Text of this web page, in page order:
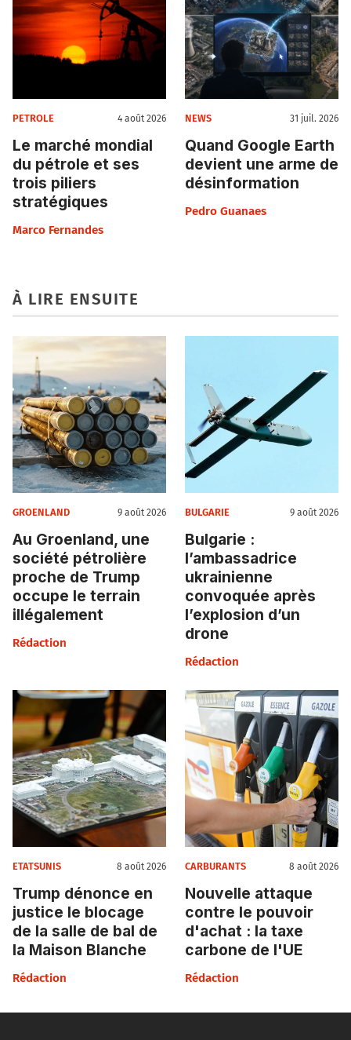
PETROLE 4 août 2026
Le marché mondial
du pétrole et ses
trois piliers
stratégiques
Marco Fernandes
NEWS 31 juil. 2026
Quand Google Earth
devient une arme de
désinformation
Pedro Guanaes
À LIRE ENSUITE
GROENLAND 9 août 2026
Au Groenland, une
société pétrolière
proche de Trump
occupe le terrain
illégalement
Rédaction
BULGARIE 9 août 2026
Bulgarie :
l’ambassadrice
ukrainienne
convoquée après
l’explosion d’un
drone
Rédaction
ETATSUNIS 8 août 2026
Trump dénonce en
justice le blocage
de la salle de bal de
la Maison Blanche
Rédaction
CARBURANTS 8 août 2026
Nouvelle attaque
contre le pouvoir
d'achat : la taxe
carbone de l'UE
Rédaction